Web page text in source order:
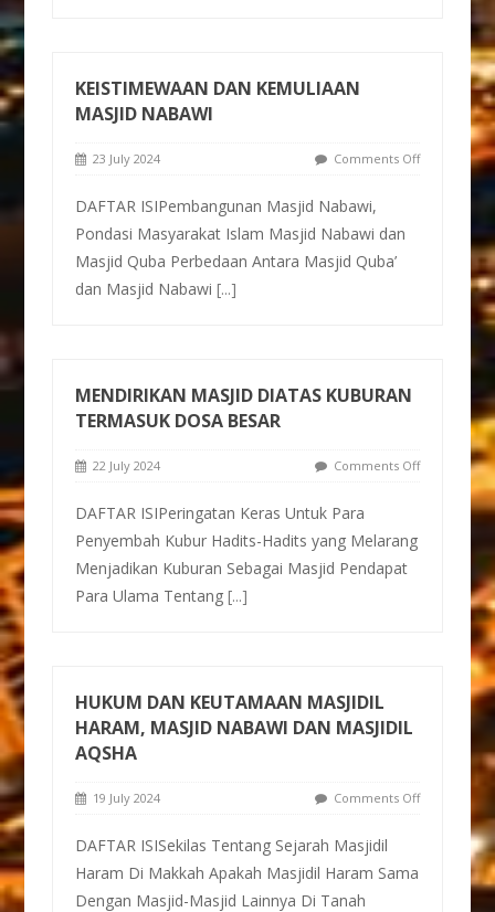
KEISTIMEWAAN DAN KEMULIAAN
MASJID NABAWI
23 July 2024 Comments Off
DAFTAR ISIPembangunan Masjid Nabawi,
Pondasi Masyarakat Islam Masjid Nabawi dan
Masjid Quba Perbedaan Antara Masjid Quba’
dan Masjid Nabawi[...]
MENDIRIKAN MASJID DIATAS KUBURAN
TERMASUK DOSA BESAR
22 July 2024 Comments Off
DAFTAR ISIPeringatan Keras Untuk Para
Penyembah Kubur Hadits-Hadits yang Melarang
Menjadikan Kuburan Sebagai Masjid Pendapat
Para Ulama Tentang[...]
HUKUM DAN KEUTAMAAN MASJIDIL
HARAM, MASJID NABAWI DAN MASJIDIL
AQSHA
19 July 2024 Comments Off
DAFTAR ISISekilas Tentang Sejarah Masjidil
Haram Di Makkah Apakah Masjidil Haram Sama
Dengan Masjid-Masjid Lainnya Di Tanah